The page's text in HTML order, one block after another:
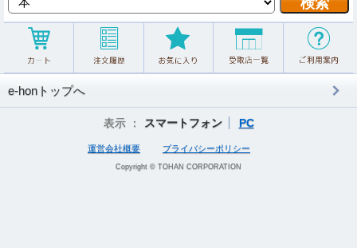
e-honトップへ
表示 ： スマートフォン PC
運営会社概要 プライバシーポリシー
Copyright © TOHAN CORPORATION